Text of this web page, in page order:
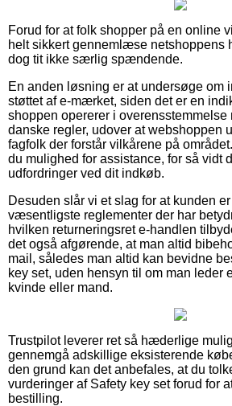
Forud for at folk shopper på en online
helt sikkert gennemlæse netshoppens
dog tit ikke særlig spændende.
En anden løsning er at undersøge om
støttet af e-mærket, siden det er en
shoppen opererer i
danske regler, udover at webshoppen
fagfolk der forstår vilkårene på
du mulighed for assistance, for så vidt
udfordringer ved dit indkøb.
Desuden slår vi et slag for at kunden
væsentligste reglementer der har
hvilken returneringsret e-handlen
det også afgørende, at man altid
mail, således man altid kan bevidne
key set, uden hensyn til om man leder
kvinde eller mand.
Trustpilot leverer ret så hæderlige
gennemgå adskillige eksisterende
den grund kan det anbefales, at du
vurderinger af Safety key set forud for
bestilling.